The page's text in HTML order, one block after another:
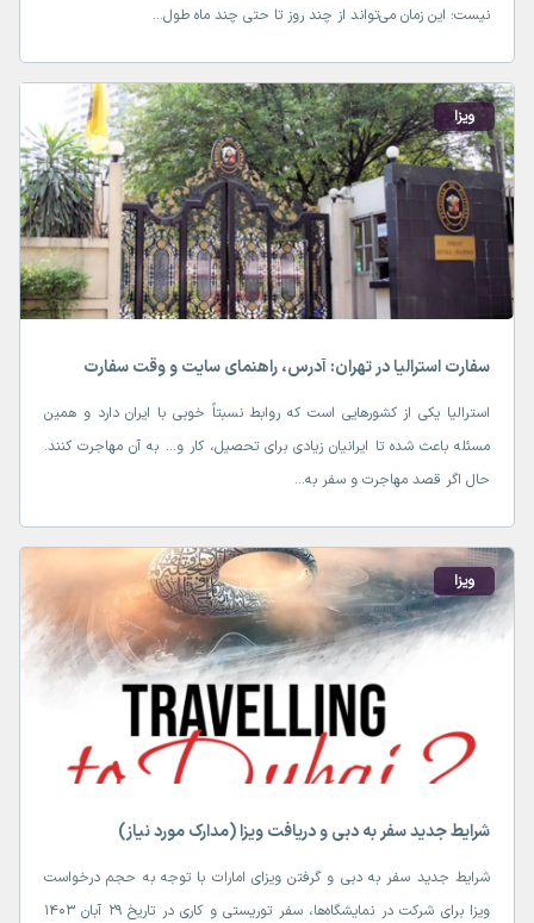
نیست؛ این زمان می‌تواند از چند روز تا حتی چند ماه طول...
ویزا
سفارت استرالیا در تهران: آدرس، راهنمای سایت و وقت سفارت
استرالیا یکی از کشورهایی است که روابط نسبتاً خوبی با ایران دارد و همین
مسئله باعث شده تا ایرانیان زیادی برای تحصیل، کار و… به آن مهاجرت کنند.
حال اگر قصد مهاجرت و سفر به...
ویزا
شرایط جدید سفر به دبی و دریافت ویزا (مدارک مورد نیاز)
شرایط جدید سفر به دبی و گرفتن ویزای امارات با توجه به حجم درخواست
ویزا برای شرکت در نمایشگاه‌ها، سفر توریستی و کاری در تاریخ ۲۹ آبان ۱۴۰۳